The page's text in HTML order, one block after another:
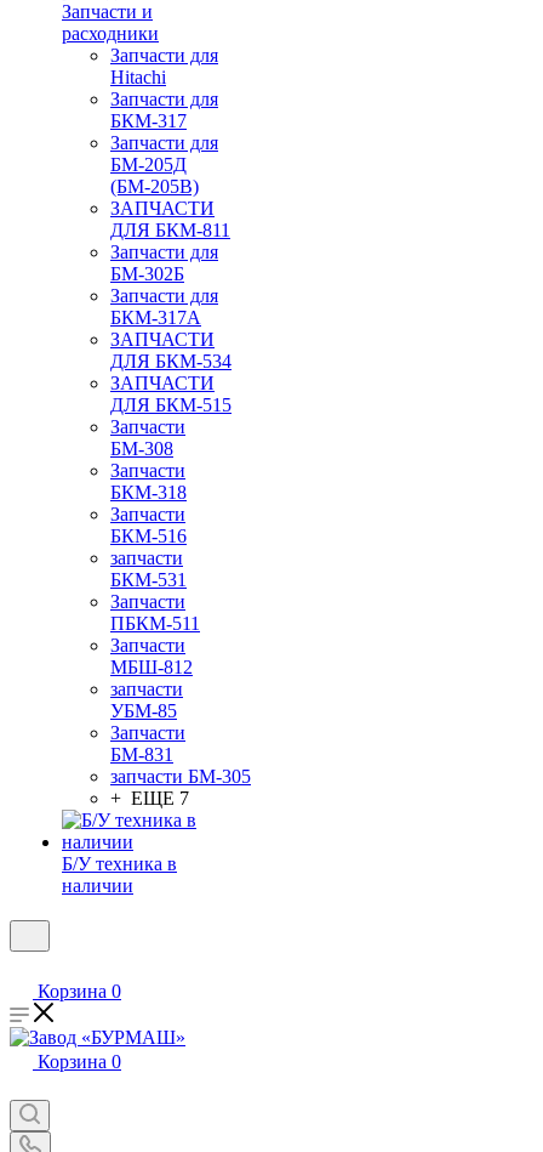
Запчасти и
расходники
Запчасти для
Hitachi
Запчасти для
БКМ-317
Запчасти для
БМ-205Д
(БМ-205В)
ЗАПЧАСТИ
ДЛЯ БКМ-811
Запчасти для
БМ-302Б
Запчасти для
БКМ-317А
ЗАПЧАСТИ
ДЛЯ БКМ-534
ЗАПЧАСТИ
ДЛЯ БКМ-515
Запчасти
БМ-308
Запчасти
БКМ-318
Запчасти
БКМ-516
запчасти
БКМ-531
Запчасти
ПБКМ-511
Запчасти
МБШ-812
запчасти
УБМ-85
Запчасти
БМ-831
запчасти БМ-305
+ ЕЩЕ 7
Б/У техника в
наличии
Корзина 0
Корзина 0